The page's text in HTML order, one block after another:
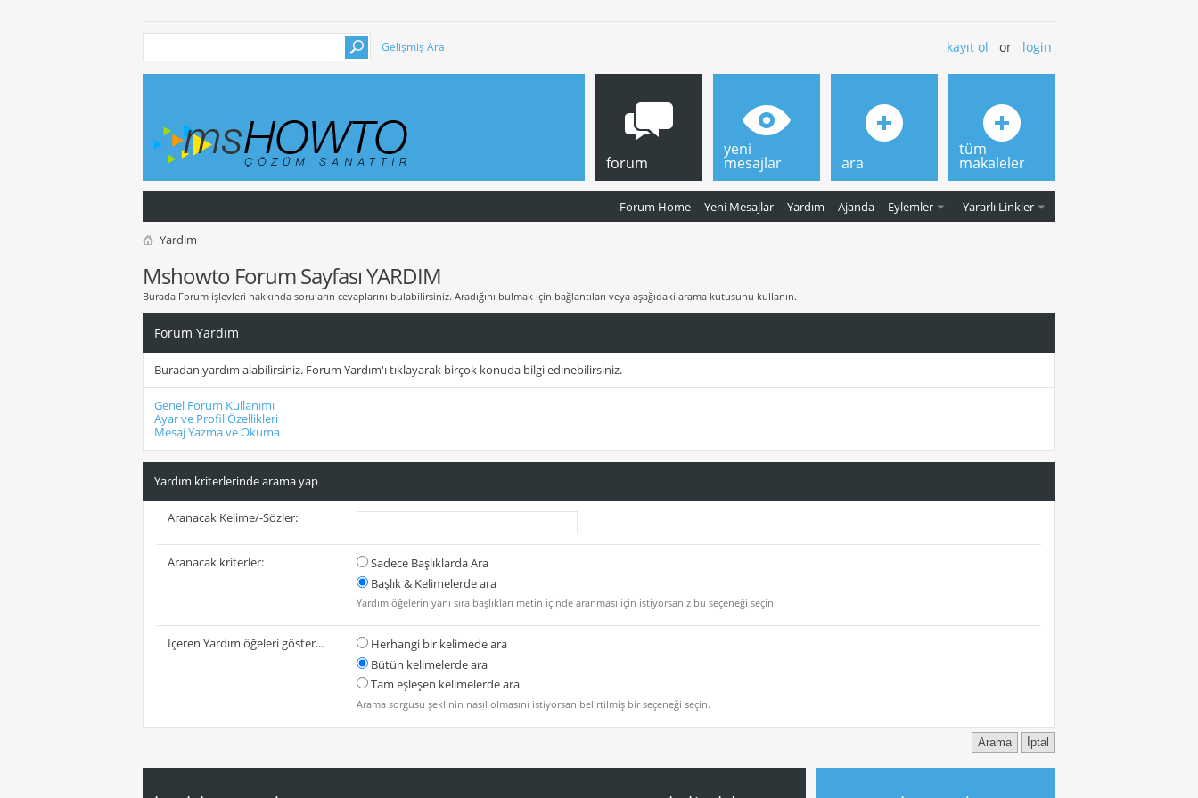
Gelişmiş Ara kayıt ol or login
forum
Forum Home Yeni Mesajlar Yardım Ajanda Eylemler Yararlı Linkler
yeni
mesajlar ara
tüm
makaleler
Yardım
Mshowto Forum Sayfası YARDIM
Burada Forum işlevleri hakkında soruların cevaplarını bulabilirsiniz. Aradığını bulmak için bağlantıları veya aşağıdaki arama kutusunu kullanın.
Forum Yardım
Buradan yardım alabilirsiniz. Forum Yardım'ı tıklayarak birçok konuda bilgi edinebilirsiniz.
Genel Forum Kullanımı
Ayar ve Profil Özellikleri
Mesaj Yazma ve Okuma
Yardım kriterlerinde arama yap
Aranacak Kelime/-Sözler:
Aranacak kriterler:
Sadece Başlıklarda Ara
Başlık & Kelimelerde ara
Yardım öğelerin yanı sıra başlıkları metin içinde aranması için istiyorsanız bu seçeneği seçin.
Içeren Yardım öğeleri göster...
Herhangi bir kelimede ara
Bütün kelimelerde ara
Tam eşleşen kelimelerde ara
Arama sorgusu şeklinin nasıl olmasını istiyorsan belirtilmiş bir seçeneği seçin.